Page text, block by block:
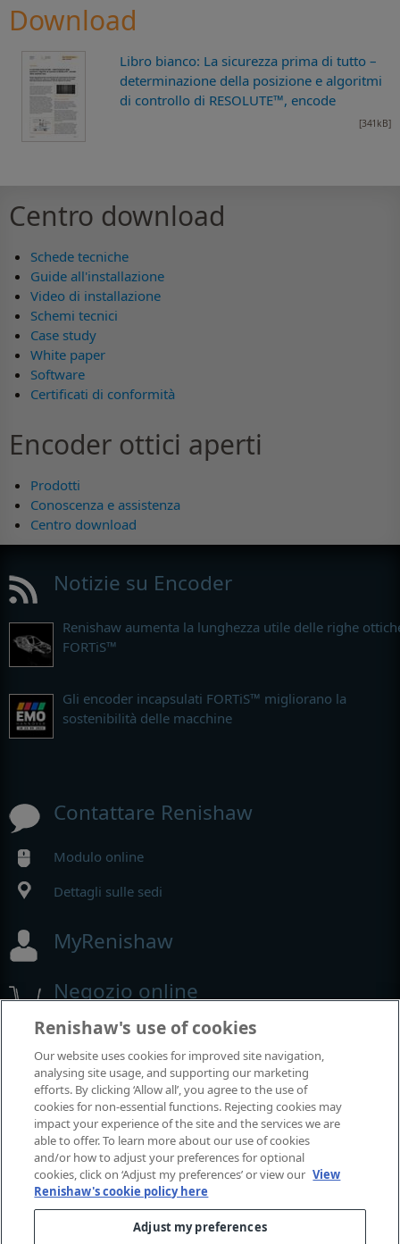
Download
Libro bianco: La sicurezza prima di tutto –
determinazione della posizione e algoritmi
di controllo di RESOLUTE™, encode
[341kB]
Centro download
Schede tecniche
Guide all'installazione
Video di installazione
Schemi tecnici
Case study
White paper
Software
Certificati di conformità
Encoder ottici aperti
Prodotti
Conoscenza e assistenza
Centro download
Notizie su Encoder
Renishaw aumenta la lunghezza utile delle righe
FORTiS™
Gli encoder incapsulati FORTiS™ migliorano la
sostenibilità delle macchine
Contattare Renishaw
Modulo online
Dettagli sulle sedi
MyRenishaw
Negozio online
Fiere e conferenze
Renishaw partecipa a questi eventi
Renishaw's use of cookies
Our website uses cookies for improved site navigation,
analysing site usage, and supporting our marketing
efforts. By clicking ‘Allow all’, you agree to the use of
cookies for non-essential functions. Rejecting cookies may
impact your experience of the site and the services we are
able to offer. To learn more about our use of cookies
and/or how to adjust your preferences for optional
cookies, click on ‘Adjust my preferences’ or view our View
Renishaw's cookie policy here
Adjust my preferences